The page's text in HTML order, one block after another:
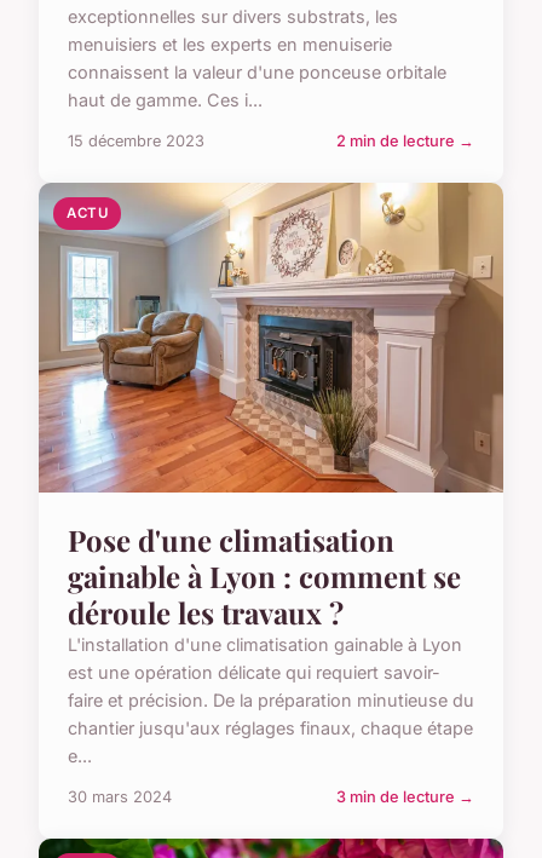
exceptionnelles sur divers substrats, les
menuisiers et les experts en menuiserie
connaissent la valeur d'une ponceuse orbitale
haut de gamme. Ces i...
15 décembre 2023 2 min de lecture →
ACTU
Pose d'une climatisation
gainable à Lyon : comment se
déroule les travaux ?
L'installation d'une climatisation gainable à Lyon
est une opération délicate qui requiert savoir-
faire et précision. De la préparation minutieuse du
chantier jusqu'aux réglages finaux, chaque étape
e...
30 mars 2024 3 min de lecture →